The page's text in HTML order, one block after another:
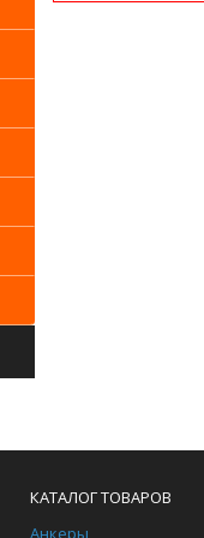
КАТАЛОГ ТОВАРОВ
Анкеры